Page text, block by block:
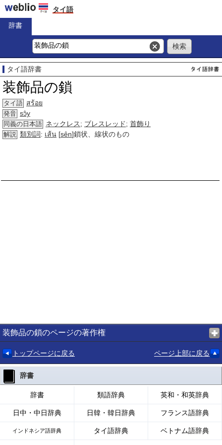
タイ語
辞書
タイ語辞書
装飾品の鎖
タイ語 สร้อย
発音 sɔ̂y
同義の日本語 ネックレス; ブレスレッド; 首飾り
解説 類別詞: เส้น [sên]鎖状、線状のもの
装飾品の鎖のページの著作権
トップページに戻る ページ上部に戻る
辞書
辞書 類語辞典 英和・和英辞典
日中・中日辞典 日韓・韓日辞典 フランス語辞典
インドネシア語辞典 タイ語辞典 ベトナム語辞典